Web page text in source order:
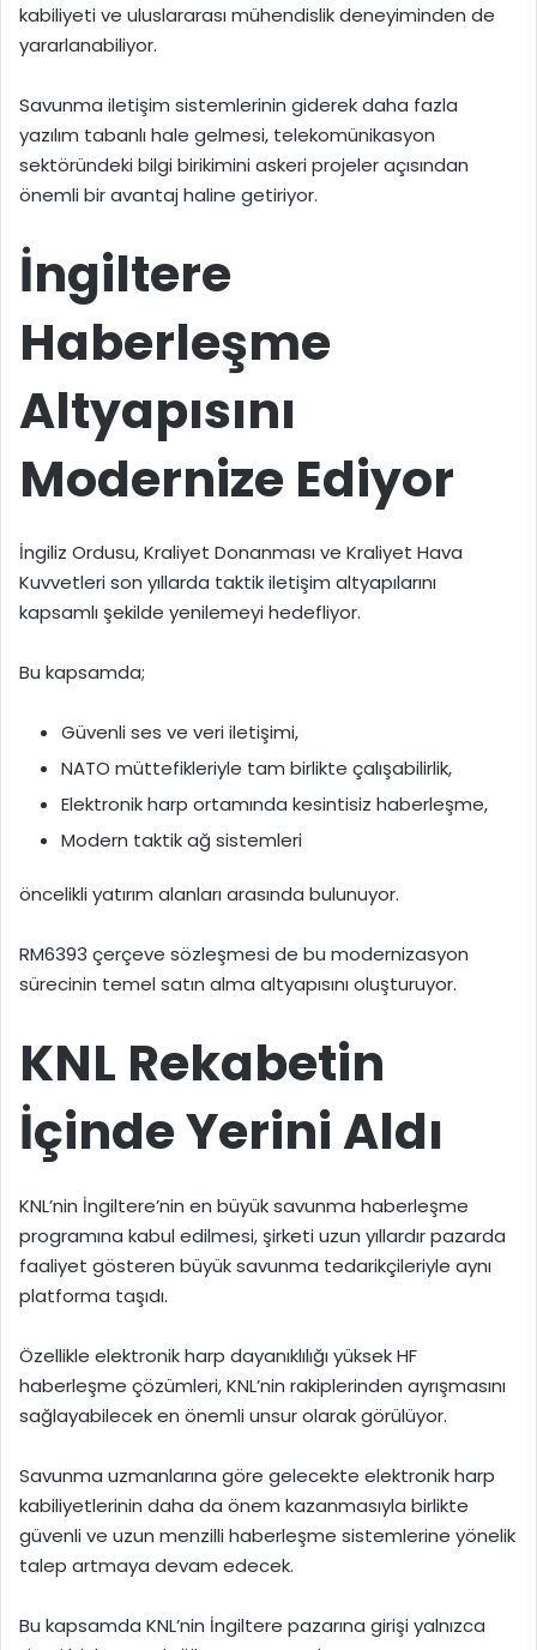
kabiliyeti ve uluslararası mühendislik deneyiminden de
yararlanabiliyor.
Savunma iletişim sistemlerinin giderek daha fazla
yazılım tabanlı hale gelmesi, telekomünikasyon
sektöründeki bilgi birikimini askeri projeler açısından
önemli bir avantaj haline getiriyor.
İngiltere
Haberleşme
Altyapısını
Modernize Ediyor
İngiliz Ordusu, Kraliyet Donanması ve Kraliyet Hava
Kuvvetleri son yıllarda taktik iletişim altyapılarını
kapsamlı şekilde yenilemeyi hedefliyor.
Bu kapsamda;
Güvenli ses ve veri iletişimi,
NATO müttefikleriyle tam birlikte çalışabilirlik,
Elektronik harp ortamında kesintisiz haberleşme,
Modern taktik ağ sistemleri
öncelikli yatırım alanları arasında bulunuyor.
RM6393 çerçeve sözleşmesi de bu modernizasyon
sürecinin temel satın alma altyapısını oluşturuyor.
KNL Rekabetin
İçinde Yerini Aldı
KNL’nin İngiltere’nin en büyük savunma haberleşme
programına kabul edilmesi, şirketi uzun yıllardır pazarda
faaliyet gösteren büyük savunma tedarikçileriyle aynı
platforma taşıdı.
Özellikle elektronik harp dayanıklılığı yüksek HF
haberleşme çözümleri, KNL’nin rakiplerinden ayrışmasını
sağlayabilecek en önemli unsur olarak görülüyor.
Savunma uzmanlarına göre gelecekte elektronik harp
kabiliyetlerinin daha da önem kazanmasıyla birlikte
güvenli ve uzun menzilli haberleşme sistemlerine yönelik
talep artmaya devam edecek.
Bu kapsamda KNL’nin İngiltere pazarına girişi yalnızca